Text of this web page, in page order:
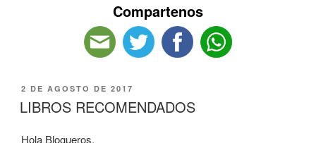
Compartenos
2 DE AGOSTO DE 2017
LIBROS RECOMENDADOS
Hola Blogueros.